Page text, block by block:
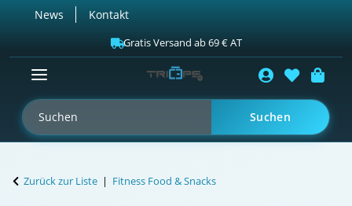
News Kontakt
Gratis Versand ab 69 € AT
Suchen
Zurück zur Liste Fitness Food & Snacks